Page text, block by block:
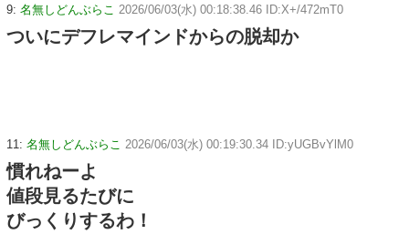
9: 名無しどんぶらこ 2026/06/03(水) 00:18:38.46 ID:X+/472mT0
ついにデフレマインドからの脱却か
11: 名無しどんぶらこ 2026/06/03(水) 00:19:30.34 ID:yUGBvYlM0
慣れねーよ
値段見るたびに
びっくりするわ！